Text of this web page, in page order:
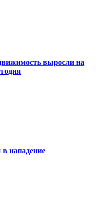
выросли на
нападение